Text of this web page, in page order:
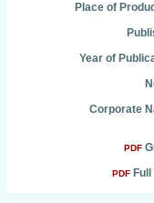
Place of
Year of
Corporate
PDF
PDF Full